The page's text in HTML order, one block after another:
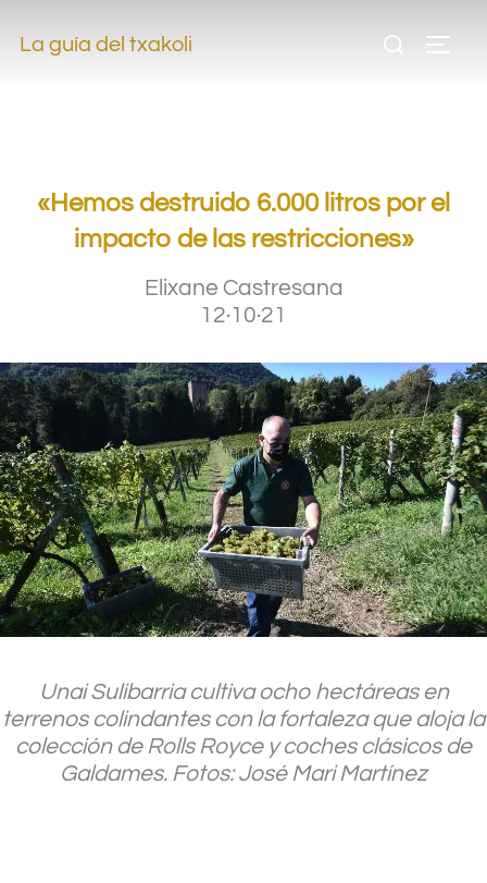
La guía del txakoli
«Hemos destruido 6.000 litros por el
impacto de las restricciones»
Elixane Castresana
12·10·21
Unai Sulibarria cultiva ocho hectáreas en
terrenos colindantes con la fortaleza que aloja la
colección de Rolls Royce y coches clásicos de
Galdames. Fotos: José Mari Martínez